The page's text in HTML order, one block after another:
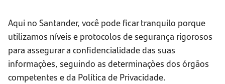
Aqui no Santander, você pode ficar tranquilo porque
utilizamos níveis e protocolos de segurança rigorosos
para assegurar a confidencialidade das suas
informações, seguindo as determinações dos órgãos
competentes e da Política de Privacidade.